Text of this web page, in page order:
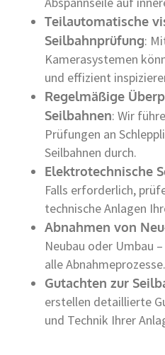
Teilautomatische
Seilbahnprüfung:
Kamerasystemen
und effizient
Regelmäßige
Seilbahnen: Wir
Prüfungen an
Seilbahnen durch.
Elektrotechnische
Falls erforderlich,
technische Anlagen
Abnahmen von
Neubau oder Umbau
alle Abnahmeprozesse.
Gutachten zur
erstellen detaillierte
und Technik Ihrer